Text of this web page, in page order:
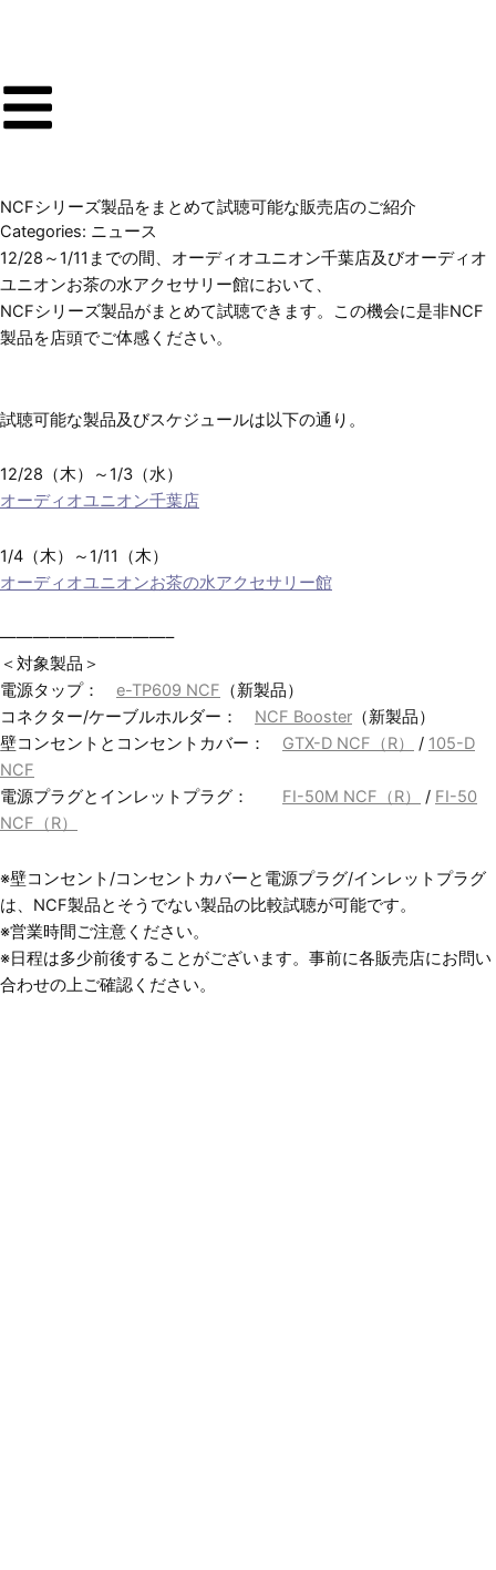
ス
キ
NCFシリーズ製品をまとめて試聴可能な販売店のご紹介
Categories: ニュース
12/28～1/11までの間、オーディオユニオン千葉店及びオーディオ
ユニオンお茶の水アクセサリー館において、
NCFシリーズ製品がまとめて試聴できます。この機会に是非NCF
製品を店頭でご体感ください。
試聴可能な製品及びスケジュールは以下の通り。
12/28（木）～1/3（水）
オーディオユニオン千葉店
1/4（木）～1/11（木）
オーディオユニオンお茶の水アクセサリー館
——————————–
＜対象製品＞
電源タップ： e-TP609 NCF （新製品）
コネクター/ケーブルホルダー： NCF Booster （新製品）
壁コンセントとコンセントカバー： GTX-D NCF（R） / 105-D
NCF
電源プラグとインレットプラグ： FI-50M NCF（R） / FI-50
NCF（R）
※壁コンセント/コンセントカバーと電源プラグ/インレットプラグ
は、NCF製品とそうでない製品の比較試聴が可能です。
※営業時間ご注意ください。
※日程は多少前後することがございます。事前に各販売店にお問い
合わせの上ご確認ください。